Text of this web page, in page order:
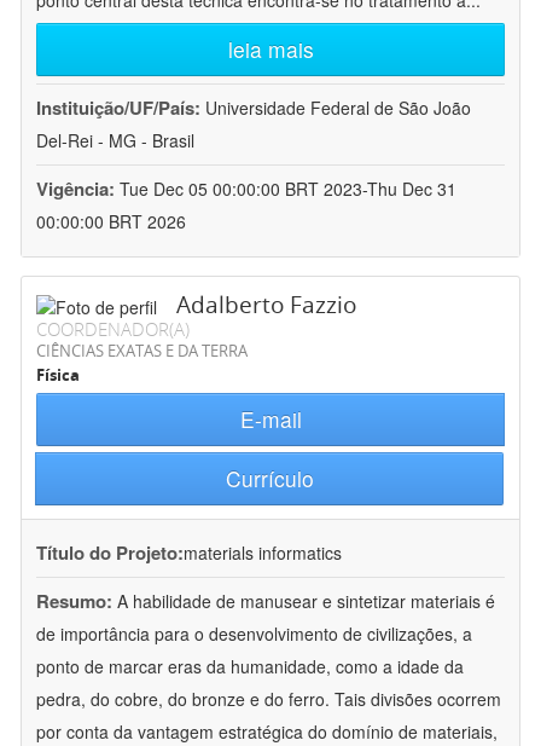
leia mais
Instituição/UF/País: Universidade Federal de São João
Del-Rei - MG - Brasil
Vigência: Tue Dec 05 00:00:00 BRT 2023-Thu Dec 31
00:00:00 BRT 2026
Adalberto Fazzio
COORDENADOR(A)
CIÊNCIAS EXATAS E DA TERRA
Física
E-mail
Currículo
Título do Projeto:materials informatics
Resumo: A habilidade de manusear e sintetizar materiais é
de importância para o desenvolvimento de civilizações, a
ponto de marcar eras da humanidade, como a idade da
pedra, do cobre, do bronze e do ferro. Tais divisões ocorrem
por conta da vantagem estratégica do domínio de materiais,